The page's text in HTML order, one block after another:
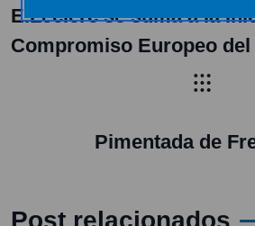
E.Leclerc se suma a la
Compromiso Europeo
Pimentada de
Post relacionados